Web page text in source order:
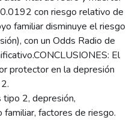
con riesgo relativo de
familiar disminuye el riesgo
con un Odds Radio de
El
protector en la depresión
2, depresión,
factores de riesgo.